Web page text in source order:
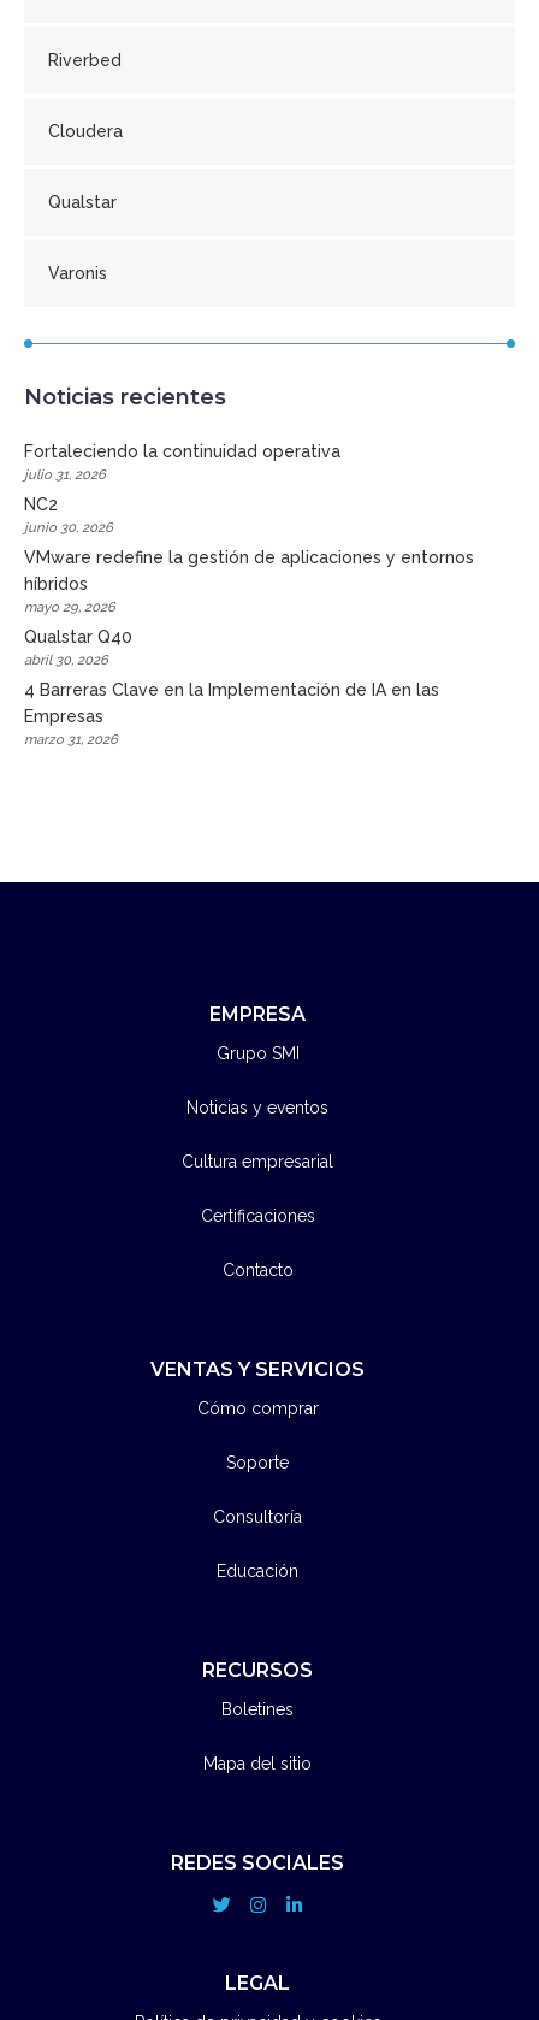
Riverbed
Cloudera
Qualstar
Varonis
Noticias recientes
Fortaleciendo la continuidad operativa
julio 31, 2026
NC2
junio 30, 2026
VMware redefine la gestión de aplicaciones y entornos
híbridos
mayo 29, 2026
Qualstar Q40
abril 30, 2026
4 Barreras Clave en la Implementación de IA en las
Empresas
marzo 31, 2026
EMPRESA
Grupo SMI
Noticias y eventos
Cultura empresarial
Certificaciones
Contacto
VENTAS Y SERVICIOS
Cómo comprar
Soporte
Consultoría
Educación
RECURSOS
Boletines
Mapa del sitio
REDES SOCIALES
LEGAL